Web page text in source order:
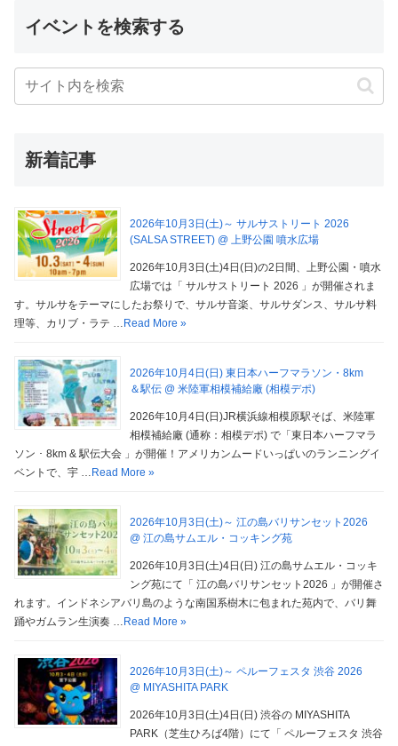
イベントを検索する
新着記事
2026年10月3日(土)～ サルサストリート 2026
(SALSA STREET) @ 上野公園 噴水広場
2026年10月3日(土)4日(日)の2日間、上野公園・噴水
広場では「 サルサストリート 2026 」が開催されま
す。サルサをテーマにしたお祭りで、サルサ音楽、サルサダンス、サルサ料
理等、カリブ・ラテ … Read More »
2026年10月4日(日) 東日本ハーフマラソン・8km
＆駅伝 @ 米陸軍相模補給廠 (相模デポ)
2026年10月4日(日)JR横浜線相模原駅そば、米陸軍
相模補給廠 (通称：相模デポ) で「東日本ハーフマラ
ソン ･ 8km & 駅伝大会 」が開催！アメリカンムードいっぱいのランニングイ
ベントで、宇 … Read More »
2026年10月3日(土)～ 江の島バリサンセット2026
@ 江の島サムエル・コッキング苑
2026年10月3日(土)4日(日) 江の島サムエル・コッキ
ング苑にて「 江の島バリサンセット2026 」が開催さ
れます。インドネシアバリ島のような南国系樹木に包まれた苑内で、バリ舞
踊やガムラン生演奏 … Read More »
2026年10月3日(土)～ ペルーフェスタ 渋谷 2026
@ MIYASHITA PARK
2026年10月3日(土)4日(日) 渋谷の MIYASHITA
PARK（芝生ひろば4階）にて「 ペルーフェスタ 渋谷